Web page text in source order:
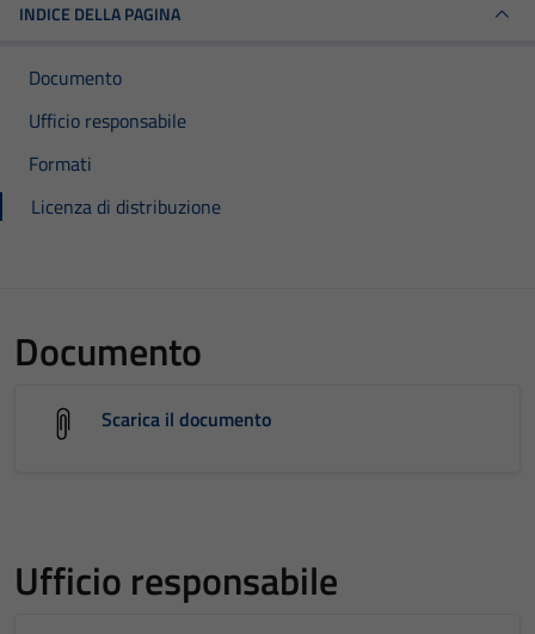
INDICE DELLA PAGINA
Documento
Ufficio responsabile
Formati
Licenza di distribuzione
Documento
Scarica il documento
Ufficio responsabile